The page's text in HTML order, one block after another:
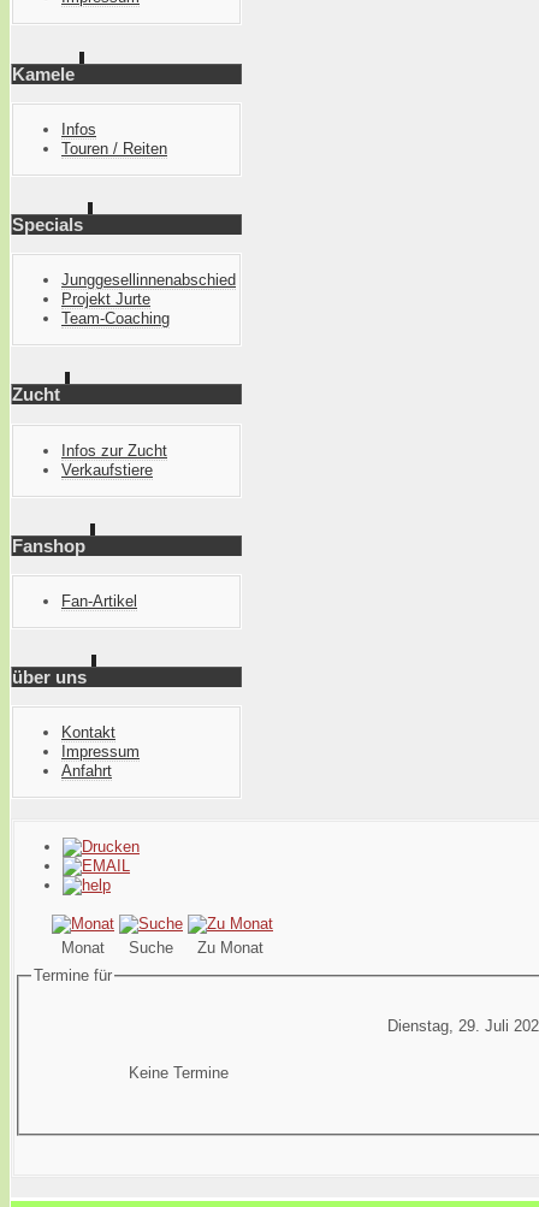
Kamele
Infos
Touren / Reiten
Specials
Junggesellinnenabschied
Projekt Jurte
Team-Coaching
Zucht
Infos zur Zucht
Verkaufstiere
Fanshop
Fan-Artikel
über uns
Kontakt
Impressum
Anfahrt
Monat Suche
Zu Monat
Termine für
Dienstag, 29. Juli
Keine Termine